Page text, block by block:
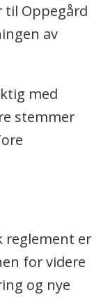
Oppegård
av
med
stemmer
reglement er
for videre
og nye